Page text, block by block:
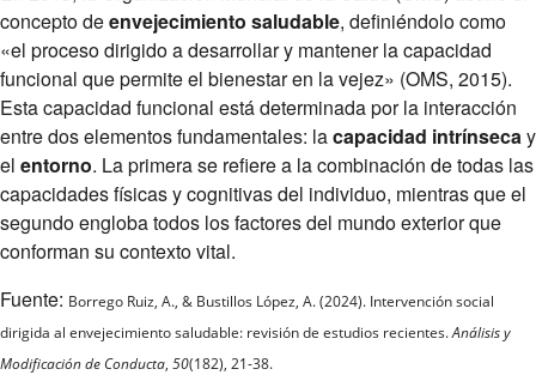
concepto deenvejecimiento saludable, definiéndolo como
«el proceso dirigido a desarrollar y mantener la capacidad
funcional que permite el bienestar en la vejez» (OMS, 2015).
Esta capacidad funcional está determinada por la interacción
entre dos elementos fundamentales: lacapacidad intrínsecay
el entorno. La primera se refiere a la combinación de todas las
capacidades físicas y cognitivas del individuo, mientras que el
segundo engloba todos los factores del mundo exterior que
conforman su contexto vital.
Fuente: Borrego Ruiz, A., & Bustillos López, A. (2024). Intervención social
dirigida al envejecimiento saludable: revisión de estudios recientes.Análisis y
Modificación de Conducta, 50(182), 21-38.